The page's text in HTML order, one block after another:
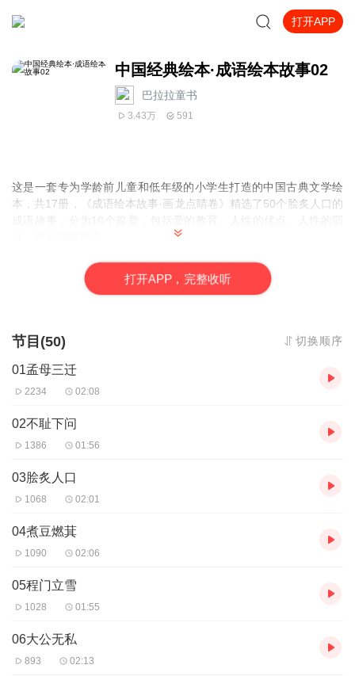
打开APP
中国经典绘本·成语绘本故事02
巴拉拉童书
3.43万 591
这是一套专为学龄前儿童和低年级的小学生打造的中国古典文学绘
本，共17册，《成语绘本故事·画龙点睛卷》精选了50个脍炙人口的
打开APP，完整收听
节目(50) 切换顺序
01孟母三迁
2234 02:08
02不耻下问
1386 01:56
03脍炙人口
1068 02:01
04煮豆燃萁
1090 02:06
05程门立雪
1028 01:55
06大公无私
893 02:13